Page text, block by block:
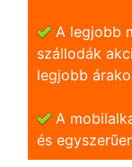
A legjobb
szállodák
legjobb
A
és